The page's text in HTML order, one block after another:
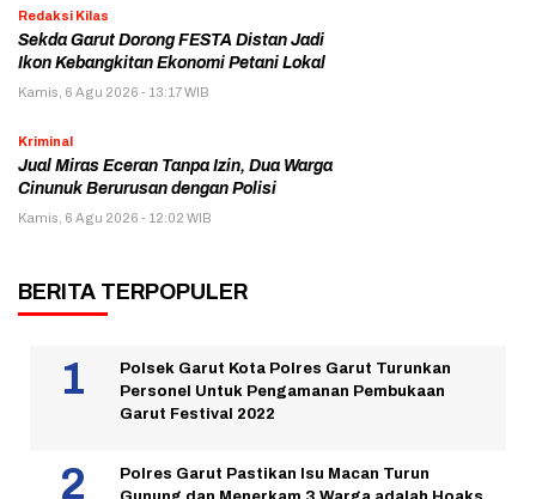
Redaksi Kilas
Sekda Garut Dorong FESTA Distan Jadi
Ikon Kebangkitan Ekonomi Petani Lokal
Kamis, 6 Agu 2026 - 13:17 WIB
Kriminal
Jual Miras Eceran Tanpa Izin, Dua Warga
Cinunuk Berurusan dengan Polisi
Kamis, 6 Agu 2026 - 12:02 WIB
BERITA TERPOPULER
Polsek Garut Kota Polres Garut Turunkan
Personel Untuk Pengamanan Pembukaan
Garut Festival 2022
Polres Garut Pastikan Isu Macan Turun